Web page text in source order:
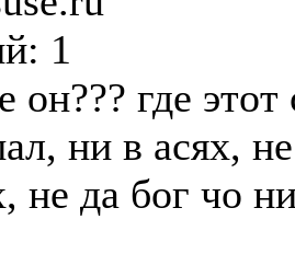
1
он??? где
ни в асях,
не да бог чо